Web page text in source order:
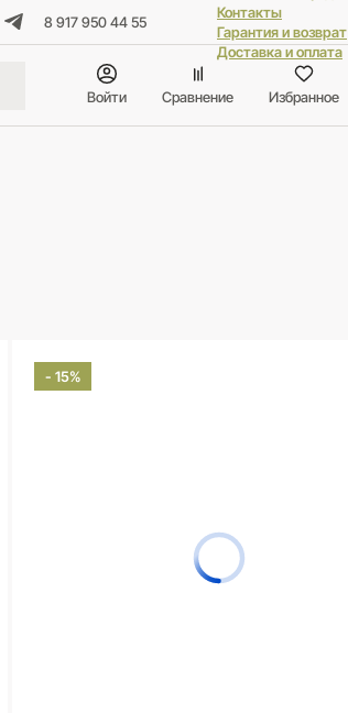
8 917 950 44 55
Контакты
Гарантия и возврат
Доставка и оплата
Войти Сравнение Избранное
- 15%